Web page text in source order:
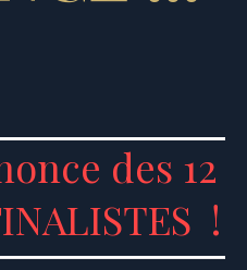
des 12
!